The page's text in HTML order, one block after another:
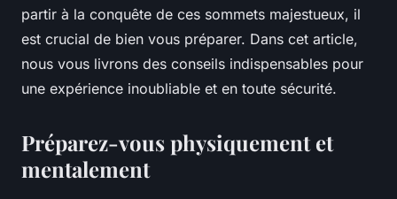
partir à la conquête de ces sommets majestueux, il
est crucial de bien vous préparer. Dans cet article,
nous vous livrons des conseils indispensables pour
une expérience inoubliable et en toute sécurité.
Préparez-vous physiquement et
mentalement